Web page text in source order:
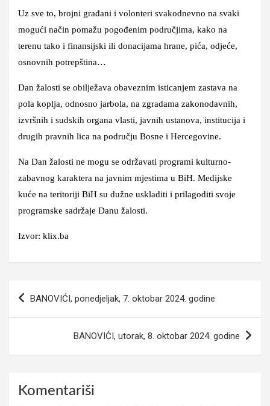
Uz sve to, brojni građani i volonteri svakodnevno na svaki
mogući način pomažu pogođenim područjima, kako na
terenu tako i finansijski ili donacijama hrane, pića, odjeće,
osnovnih potrepština…
Dan žalosti se obilježava obaveznim isticanjem zastava na
pola koplja, odnosno jarbola, na zgradama zakonodavnih,
izvršnih i sudskih organa vlasti, javnih ustanova, institucija i
drugih pravnih lica na području Bosne i Hercegovine.
Na Dan žalosti ne mogu se održavati programi kulturno-
zabavnog karaktera na javnim mjestima u BiH. Medijske
kuće na teritoriji BiH su dužne uskladiti i prilagoditi svoje
programske sadržaje Danu žalosti.
Izvor: klix.ba
BANOVIĆI, ponedjeljak, 7. oktobar 2024. godine
BANOVIĆI, utorak, 8. oktobar 2024. godine
Komentariši